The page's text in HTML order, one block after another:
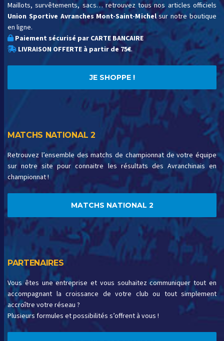
Maillots, survêtements, sacs… retrouvez tous nos articles officiels
Union Sportive Avranches Mont-Saint-Michelsur notre boutique
en ligne.
Paiement sécurisé par CARTE BANCAIRE
LIVRAISON OFFERTE à partir de 75€.
JE SHOPPE !
MATCHS NATIONAL 2
Retrouvez l’ensemble des matchs de championnat de votre équipe
sur notre site pour connaitre les résultats des Avranchinais en
championnat !
MATCHS NATIONAL 2
PARTENAIRES
Vous êtes une entreprise et vous souhaitez communiquer tout en
accompagnant la croissance de votre club ou tout simplement
accroître votre réseau ?
Plusieurs formules et possibilités s’offrent à vous !